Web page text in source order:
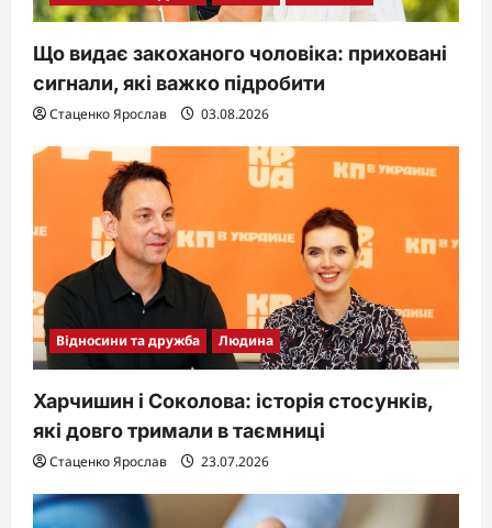
Що видає закоханого чоловіка: приховані
сигнали, які важко підробити
Стаценко Ярослав 03.08.2026
Відносини та дружба Людина
Харчишин і Соколова: історія стосунків,
які довго тримали в таємниці
Стаценко Ярослав 23.07.2026